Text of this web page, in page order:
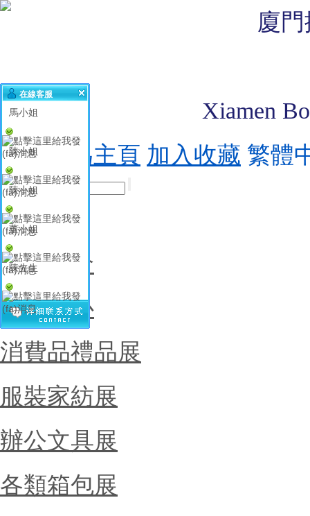
廈
Xiamen
設(shè)為主頁 加入收藏 繁體
首頁
公司簡介
展會中心
消費品禮品展
服裝家紡展
辦公文具展
各類箱包展
在線客服
馬小姐
陳小姐
陳小姐
董小姐
陳先生